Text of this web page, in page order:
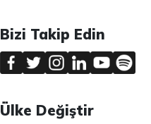
Bizi Takip Edin
Ülke Değiştir